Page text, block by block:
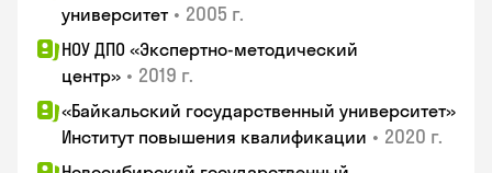
университет • 2005 г.
НОУ ДПО «Экспертно-методический
центр» • 2019 г.
«Байкальский государственный университет»
Институт повышения квалификации • 2020 г.